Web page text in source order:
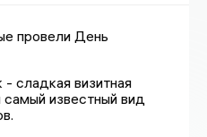
провели День
- сладкая визитная
самый известный вид